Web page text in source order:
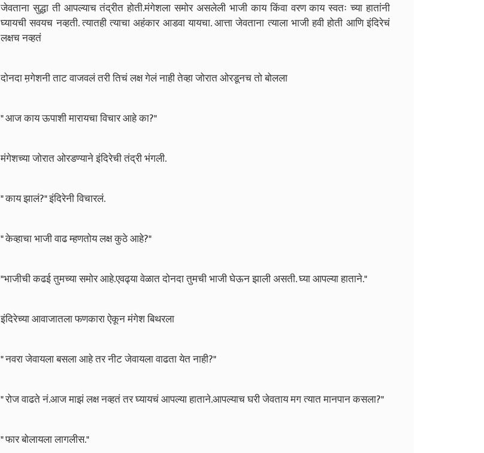
जेवताना सुद्धा ती आपल्याच तंद्रीत होती.मंगेशला समोर असलेली भाजी काय किंवा वरण काय स्वतः च्या हातांनी
घ्यायची सवयच नव्हती. त्यातही त्याचा अहंकार आडवा यायचा. आत्ता जेवताना त्याला भाजी हवी होती आणि इंदिरेचं
लक्षच नव्हतं
दोनदा म़गेशनी ताट वाजवलं तरी तिचं लक्ष गेलं नाही तेव्हा जोरात ओरडूनच तो बोलला
" आज काय ऊपाशी मारायचा विचार आहे का?"
मंगेशच्या जोरात ओरडण्याने इंदिरेची तंद्री भंगली.
" काय झालं?" इंदिरेनी विचारलं.
" केव्हाचा भाजी वाढ म्हणतोय लक्ष कुठे आहे?"
"भाजीची कढई तुमच्या समोर आहे.एवढ्या वेळात दोनदा तुमची भाजी घेऊन झाली असती. घ्या आपल्या हाताने."
इंदिरेच्या आवाजातला फणकारा ऐकून मंगेश बिथरला
" नवरा जेवायला बसला आहे तर नीट जेवायला वाढता येत नाही?"
" रोज वाढते नं.आज माझं लक्ष नव्हतं तर घ्यायचं आपल्या हाताने.आपल्याच घरी जेवताय मग त्यात मानपान कसला?"
" फार बोलायला लागलीस."